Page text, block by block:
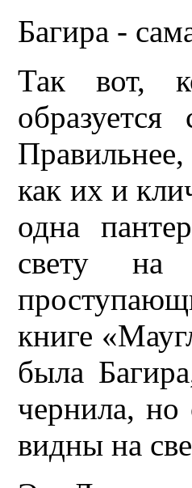
Багира -
Так вот,
как их и
одна
свету на
книге
была
чернила, но
видны на